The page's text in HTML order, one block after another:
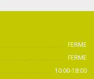
FERME
FERME
10:00-18:00